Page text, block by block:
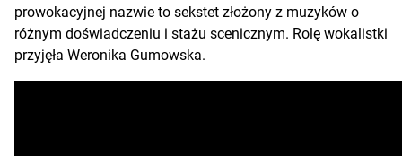
prowokacyjnej nazwie to sekstet złożony z muzyków o
różnym doświadczeniu i stażu scenicznym. Rolę wokalistki
przyjęła Weronika Gumowska.